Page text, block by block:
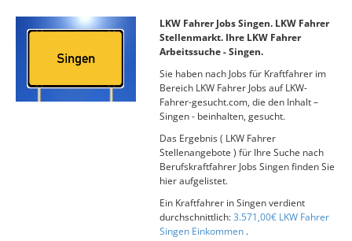
LKW Fahrer Jobs Singen. LKW Fahrer
Stellenmarkt. Ihre LKW Fahrer
Arbeitssuche - Singen.
Sie haben nach Jobs für Kraftfahrer im
Bereich LKW Fahrer Jobs auf LKW-
Fahrer-gesucht.com, die den Inhalt –
Singen - beinhalten, gesucht.
Das Ergebnis ( LKW Fahrer
Stellenangebote ) für Ihre Suche nach
Berufskraftfahrer Jobs Singen finden Sie
hier aufgelistet.
Ein Kraftfahrer in Singen verdient
durchschnittlich:3.571,00€ LKW Fahrer
Singen Einkommen .